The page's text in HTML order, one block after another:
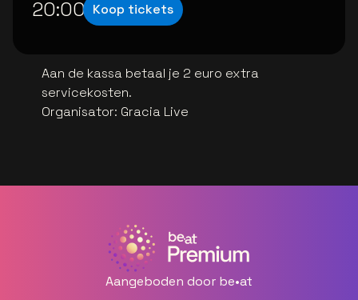
20:00 Koop tickets
Aan de kassa betaal je 2 euro extra
servicekosten.
Organisator: Gracia Live
Aangeboden door be•at